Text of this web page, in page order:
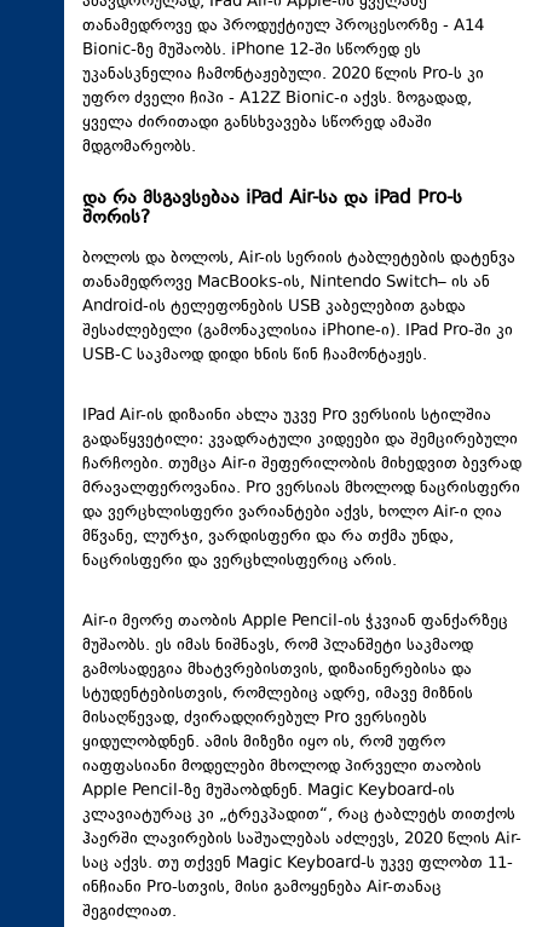
თანამედროვე და პროდუქტიულ პროცესორზე - A14
Bionic-ზე მუშაობს. iPhone 12-ში სწორედ ეს
უკანასკნელია ჩამონტაჟებული. 2020 წლის Pro-ს კი
უფრო ძველი ჩიპი - A12Z Bionic-ი აქვს. ზოგადად,
ყველა ძირითადი განსხვავება სწორედ ამაში
მდგომარეობს.
და რა მსგავსებაა iPad Air-სა და iPad Pro-ს
შორის?
ბოლოს და ბოლოს, Air-ის სერიის ტაბლეტების დატენვა
თანამედროვე MacBooks-ის, Nintendo Switch– ის ან
Android-ის ტელეფონების USB კაბელებით გახდა
შესაძლებელი (გამონაკლისია iPhone-ი). IPad Pro-ში კი
USB-C საკმაოდ დიდი ხნის წინ ჩაამონტაჟეს.
IPad Air-ის დიზაინი ახლა უკვე Pro ვერსიის სტილშია
გადაწყვეტილი: კვადრატული კიდეები და შემცირებული
ჩარჩოები. თუმცა Air-ი შეფერილობის მიხედვით ბევრად
მრავალფეროვანია. Pro ვერსიას მხოლოდ ნაცრისფერი
და ვერცხლისფერი ვარიანტები აქვს, ხოლო Air-ი ღია
მწვანე, ლურჯი, ვარდისფერი და რა თქმა უნდა,
ნაცრისფერი და ვერცხლისფერიც არის.
Air-ი მეორე თაობის Apple Pencil-ის ჭკვიან ფანქარზეც
მუშაობს. ეს იმას ნიშნავს, რომ პლანშეტი საკმაოდ
გამოსადეგია მხატვრებისთვის, დიზაინერებისა და
სტუდენტებისთვის, რომლებიც ადრე, იმავე მიზნის
მისაღწევად, ძვირადღირებულ Pro ვერსიებს
ყიდულობდნენ. ამის მიზეზი იყო ის, რომ უფრო
იაფფასიანი მოდელები მხოლოდ პირველი თაობის
Apple Pencil-ზე მუშაობდნენ. Magic Keyboard-ის
კლავიატურაც კი „ტრეკპადით“, რაც ტაბლეტს თითქოს
ჰაერში ლავირების საშუალებას აძლევს, 2020 წლის Air-
საც აქვს. თუ თქვენ Magic Keyboard-ს უკვე ფლობთ 11-
ინჩიანი Pro-სთვის, მისი გამოყენება Air-თანაც
შეგიძლიათ.